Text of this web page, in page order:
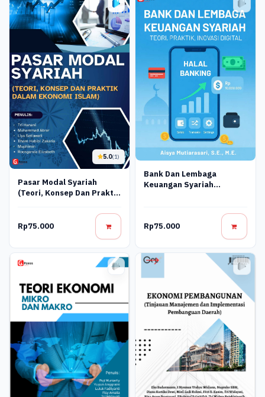
5.0(1)
Pasar Modal Syariah
(Teori, Konsep Dan Praktik
Rp75.000
Bank Dan Lembaga
Keuangan Syariah
Rp75.000